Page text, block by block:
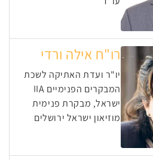
רו"ח אילה ורדי
יו"ר ועדת האתיקה לשכת
המבקרים הפנימיים IIA
ישראל, מבקרת פנימית
מוזיאון ישראל ירושלים